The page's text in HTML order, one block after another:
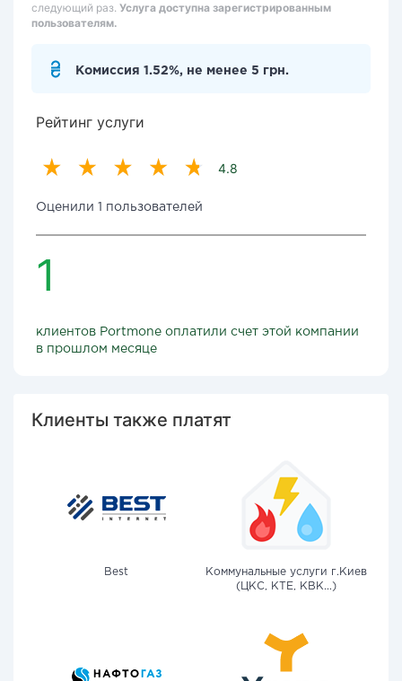
следующий раз. Услуга доступна зарегистрированным
пользователям.
Комиссия 1.52%, не менее 5 грн.
Рейтинг услуги
4.8
Оценили 1 пользователей
1
клиентов Portmone оплатили счет этой компании
в прошлом месяце
Клиенты также платят
Best
Коммунальные услуги г.Киев
(ЦКС, КТЕ, КВК...)